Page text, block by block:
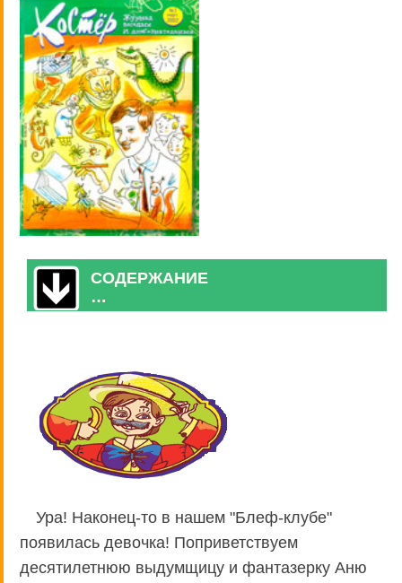
СОДЕРЖАНИЕ
…
Ура! Наконец-то в нашем "Блеф-клубе"
появилась девочка! Поприветствуем
десятилетнюю выдумщицу и фантазерку Аню